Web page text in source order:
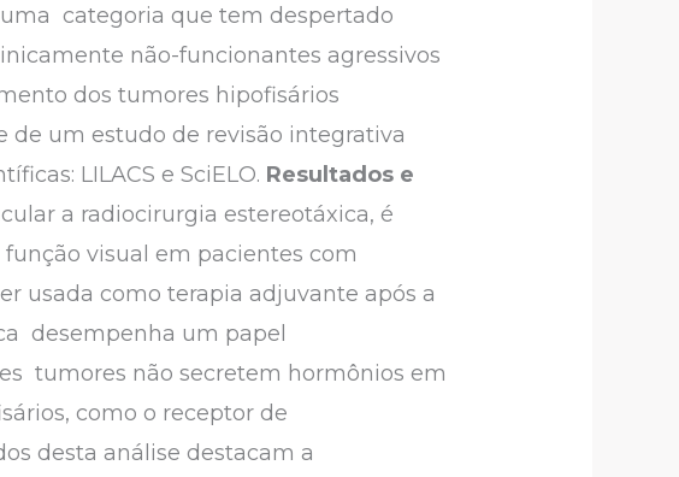
categoria que tem despertado
não-funcionantes agressivos
dos tumores hipofisários
de um estudo de revisão integrativa
LILACS e SciELO. Resultados e
a radiocirurgia estereotáxica, é
visual em pacientes com
usada como terapia adjuvante após a
desempenha um papel
tumores não secretem hormônios em
como o receptor de
desta análise destacam a